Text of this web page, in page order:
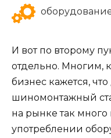
И вот по второму
отдельно. Многим,
бизнес кажется,
шиномонтажный
на рынке так
употреблении